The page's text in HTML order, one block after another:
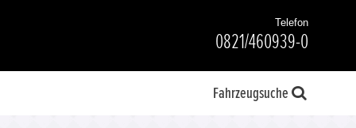
Telefon
0821/460939-0
Fahrzeugsuche